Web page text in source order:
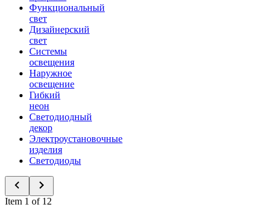
Функциональный
свет
Дизайнерский
свет
Системы
освещения
Наружное
освещение
Гибкий
неон
Светодиодный
декор
Электроустановочные
изделия
Светодиоды
Item 1 of 12